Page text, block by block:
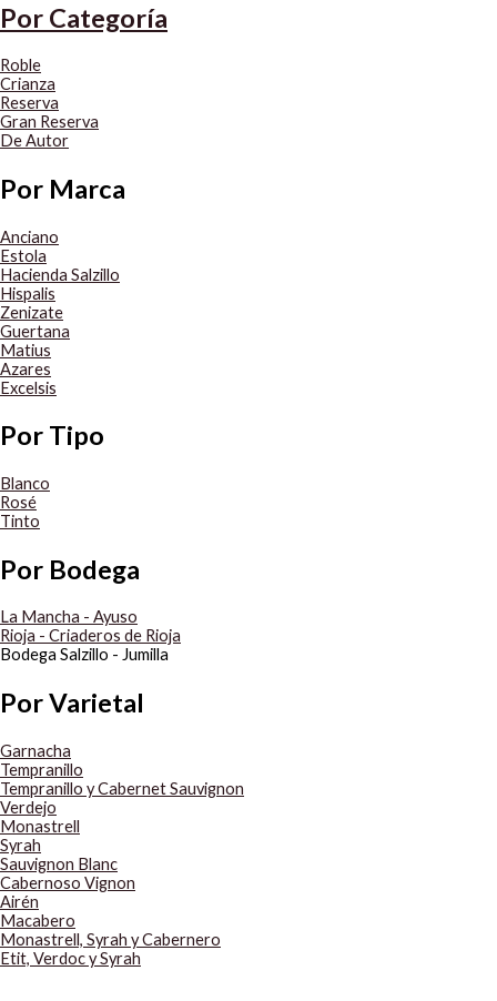
Por Categoría
Roble
Crianza
Reserva
Gran Reserva
De Autor
Por Marca
Anciano
Estola
Hacienda Salzillo
Hispalis
Zenizate
Guertana
Matius
Azares
Excelsis
Por Tipo
Blanco
Rosé
Tinto
Por Bodega
La Mancha - Ayuso
Rioja - Criaderos de Rioja
Bodega Salzillo - Jumilla
Por Varietal
Garnacha
Tempranillo
Tempranillo y Cabernet Sauvignon
Verdejo
Monastrell
Syrah
Sauvignon Blanc
Cabernoso Vignon
Airén
Macabero
Monastrell, Syrah y Cabernero
Etit, Verdoc y Syrah